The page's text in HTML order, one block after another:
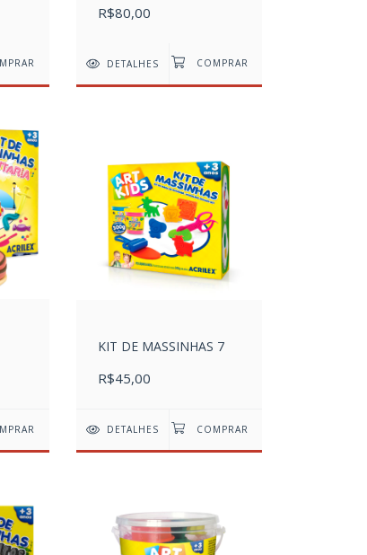
R$80,00
DETALHES
KIT DE MASSINHAS 7
R$45,00
DETALHES